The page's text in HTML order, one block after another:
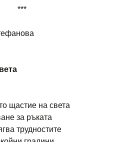
***
щастие на света
за ръката
трудностите